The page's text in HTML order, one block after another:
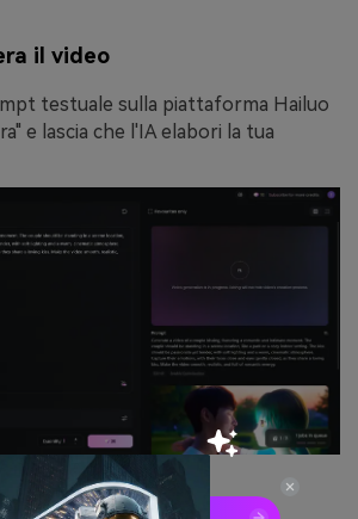
il video
testuale sulla piattaforma Hailuo
e lascia che l'IA elabori la tua